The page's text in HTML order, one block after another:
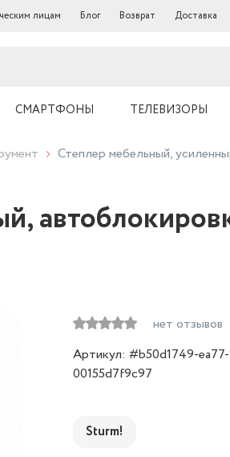
лицам Блог Возврат Доставка
СМАРТФОНЫ ТЕЛЕВИЗОРЫ
Степлер мебельный,
нет отзывов
Артикул: #b50d1749-ea77-
00155d7f9c97
Sturm!